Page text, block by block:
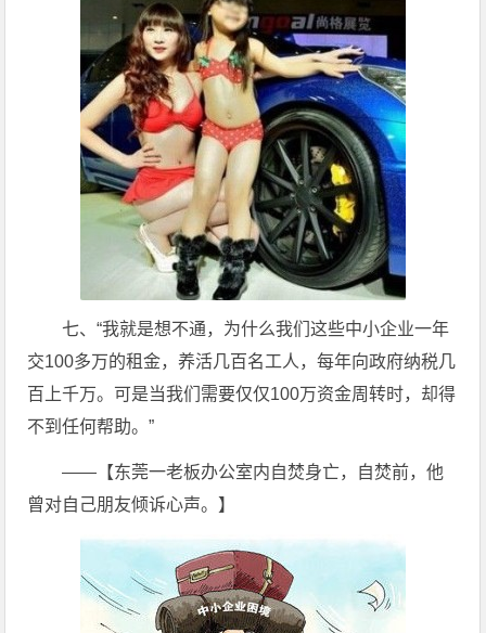
七、“我就是想不通，为什么我们这些中小企业一年
交100多万的租金，养活几百名工人，每年向政府纳税几
百上千万。可是当我们需要仅仅100万资金周转时，却得
不到任何帮助。”
——【东莞一老板办公室内自焚身亡，自焚前，他
曾对自己朋友倾诉心声。】